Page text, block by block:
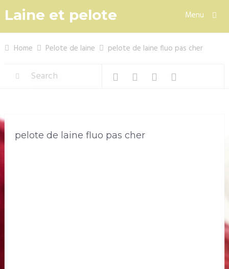
Laine et pelote Menu
Home Pelote de laine pelote de laine fluo pas cher
pelote de laine fluo pas cher